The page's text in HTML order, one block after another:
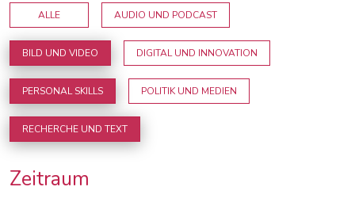
ALLE AUDIO UND PODCAST
BILD UND VIDEO DIGITAL UND INNOVATION
PERSONAL SKILLS POLITIK UND MEDIEN
RECHERCHE UND TEXT
Zeitraum